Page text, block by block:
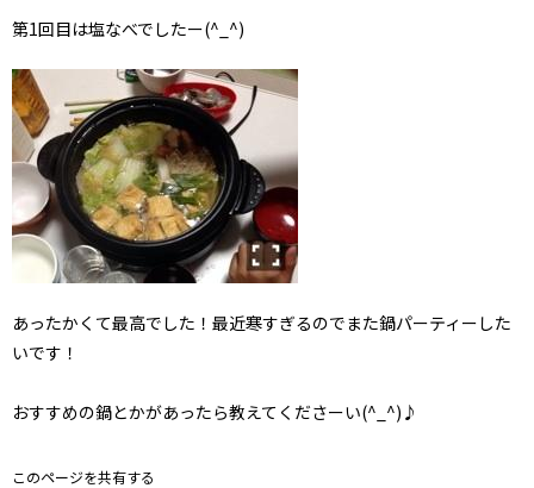
第1回目は塩なべでしたー(^_^)
あったかくて最高でした！最近寒すぎるのでまた鍋パーティーした
いです！
おすすめの鍋とかがあったら教えてくださーい(^_^)♪
このページを共有する